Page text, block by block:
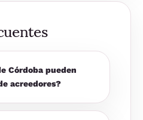
Córdoba pueden
acreedores?